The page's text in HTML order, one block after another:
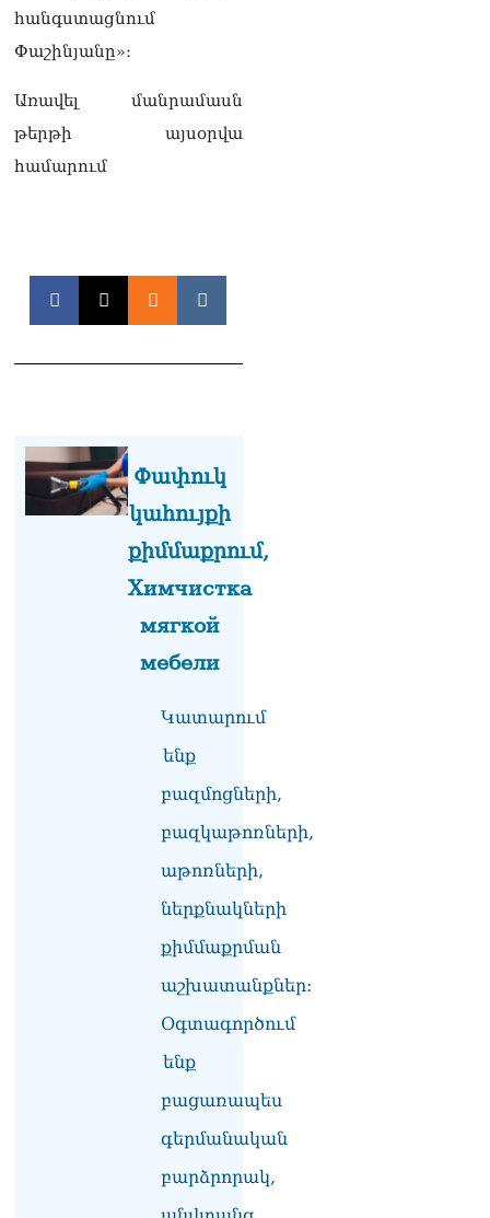
հանգստացնում
Փաշինյանը»։
Առավել մանրամասն
թերթի այսօրվա
համարում
Փափուկ
կահույքի
քիմմաքրում,
Химчистка
мягкой
мебели
Կատարում
ենք
բազմոցների,
բազկաթոռների,
աթոռների,
ներքնակների
քիմմաքրման
աշխատանքներ:
Օգտագործում
ենք
բացառապես
գերմանական
բարձրորակ,
ՏԵՍԱՆՅՈւԹ․ «Այսօր ձեզ
է զրկվեք մանդատից»․
07.08.2026
ՏԵՍԱՆՅՈւԹ․ Փաշինյանը
Եվրամիությունը
ազդեցության լծակներ
չունի
07.08.2026
լոգիստիկ խնդիրների
ծավալն այնքան էլ մեծ չէ»․
Նիկոլ Փաշինյանը՝
Ղրղզստանի նախագահին
07.08.2026